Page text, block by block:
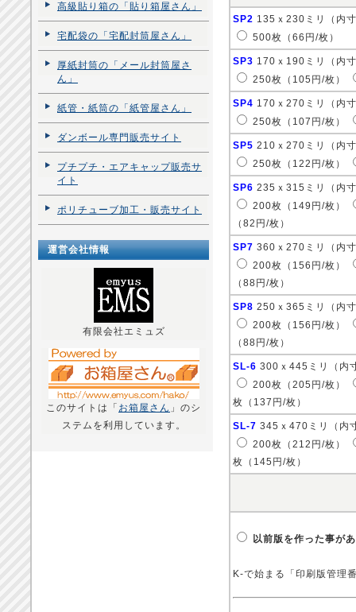
SP2 135ｘ230ミリ（内
500枚（66円/枚）
SP3 170ｘ190ミリ（内
250枚（105円/枚）
SP4 170ｘ270ミリ（内
250枚（107円/枚）
SP5 210ｘ270ミリ（内
250枚（122円/枚）
SP6 235ｘ315ミリ（内
200枚（149円/枚）
（82円/枚）
SP7 360ｘ270ミリ（内
200枚（156円/枚）
（88円/枚）
SP8 250ｘ365ミリ（内
200枚（156円/枚）
（88円/枚）
SL-6 300ｘ445ミリ（内
200枚（205円/枚）
枚（137円/枚）
SL-7 345ｘ470ミリ（内
200枚（212円/枚）
枚（145円/枚）
以前版を作った事が
K-で始まる「印刷版管理
高級貼り箱の「貼り箱屋さん」
宅配袋の「宅配封筒屋さん」
厚紙封筒の「メール封筒屋さ
ん」
紙管・紙筒の「紙管屋さん」
ダンボール専門販売サイト
プチプチ・エアキャップ販売サ
イト
ポリチューブ加工・販売サイト
運営会社情報
有限会社エミュズ
このサイトは「 お箱屋さん 」のシ
ステムを利用しています。